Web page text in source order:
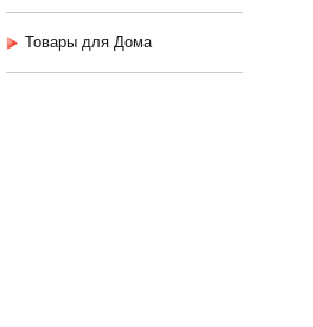
Товары для Дома